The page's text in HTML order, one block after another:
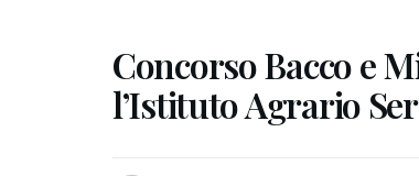
Concorso Bacco e
l’Istituto Agrario